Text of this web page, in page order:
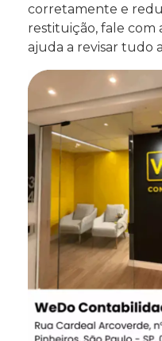
corretamente e
restituição, fale com
ajuda a revisar tudo